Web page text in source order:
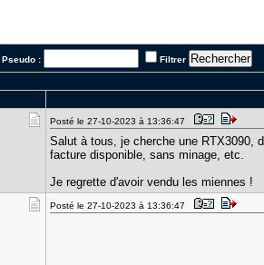
Pseudo : Filtrer
Posté le 27-10-2023 à 13:36:47
Salut à tous, je cherche une RTX3090,
facture disponible, sans minage, etc.
Je regrette d'avoir vendu les miennes !
Posté le 27-10-2023 à 13:36:47